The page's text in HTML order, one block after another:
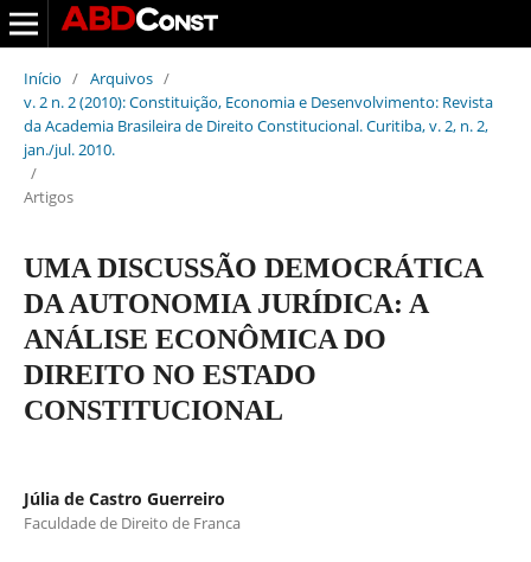
Início / Arquivos /
v. 2 n. 2 (2010): Constituição, Economia e Desenvolvimento: Revista
da Academia Brasileira de Direito Constitucional. Curitiba, v. 2, n. 2,
jan./jul. 2010.
/
Artigos
UMA DISCUSSÃO DEMOCRÁTICA
DA AUTONOMIA JURÍDICA: A
ANÁLISE ECONÔMICA DO
DIREITO NO ESTADO
CONSTITUCIONAL
Júlia de Castro Guerreiro
Faculdade de Direito de Franca